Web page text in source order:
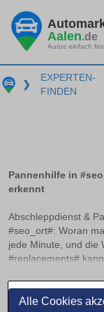
Alle Cookies
Aalen.de
Autos einfach
❯
EXPERTEN-
FINDEN
Pannenhilfe in
erkennt
Abschleppdienst &
#seo_ort#: Woran
jede Minute, und die
#replacements#
einen seriösen
Dieser Artikel bietet
Ernstfall schnell